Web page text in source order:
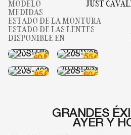
MODELO
JUST
MEDIDAS
ESTADO DE LA MONTURA
ESTADO DE LAS LENTES
DISPONIBLE EN
20S-076
JUST
CAVALLI
60€
20S-125
ROBERTO
VERINO
55€
20S-403
TOUS
85€
20S-037
CAROLINA
HERRERA
60€
GRANDES
AYER Y